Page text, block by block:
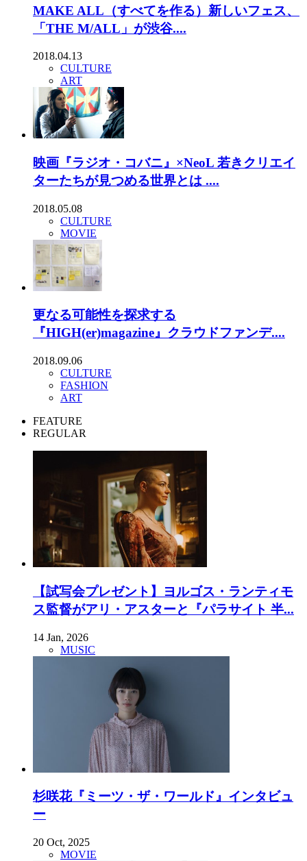
MAKE ALL（すべてを作る）新しいフェス、
「THE M/ALL」が渋谷....
2018.04.13
CULTURE
ART
映画『ラジオ・コバニ』×NeoL 若きクリエイ
ターたちが見つめる世界とは ....
2018.05.08
CULTURE
MOVIE
更なる可能性を探求する
『HIGH(er)magazine』クラウドファンデ....
2018.09.06
CULTURE
FASHION
ART
FEATURE
REGULAR
【試写会プレゼント】ヨルゴス・ランティモ
ス監督がアリ・アスターと『パラサイト 半...
14 Jan, 2026
MUSIC
杉咲花『ミーツ・ザ・ワールド』インタビュ
ー
20 Oct, 2025
MOVIE